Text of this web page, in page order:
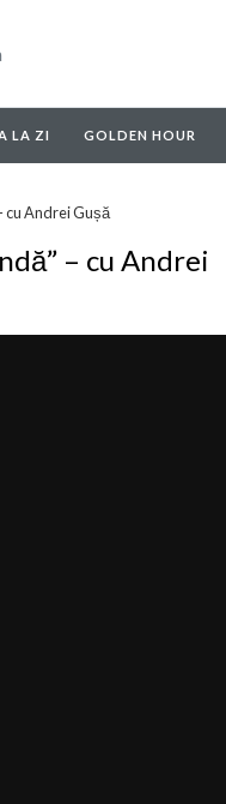
LA ZI GOLDEN HOUR
cu Andrei Gușă
– cu Andrei